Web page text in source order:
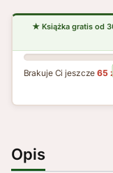
Brakuje Ci jeszcze65 zł
Opis